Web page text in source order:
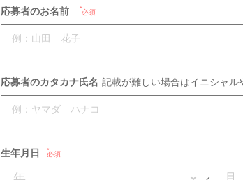
応募者のお名前 必須
応募者のカタカナ氏名 記載が難しい場合はイニシャル
生年月日 必須